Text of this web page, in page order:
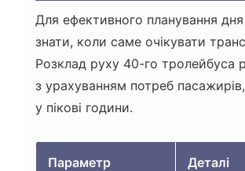
Для ефективного планування
знати, коли саме очікувати
Розклад руху 40-го тролейбуса
з урахуванням потреб
у пікові години.
Параметр Деталі